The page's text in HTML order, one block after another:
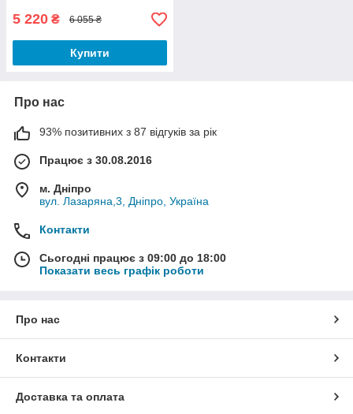
5 220 ₴ 6 055 ₴
Купити
Про нас
93% позитивних з 87 відгуків за рік
Працює з 30.08.2016
м. Дніпро
вул. Лазаряна,3, Дніпро, Україна
Контакти
Сьогодні працює з 09:00 до 18:00
Показати весь графік роботи
Про нас
Контакти
Доставка та оплата